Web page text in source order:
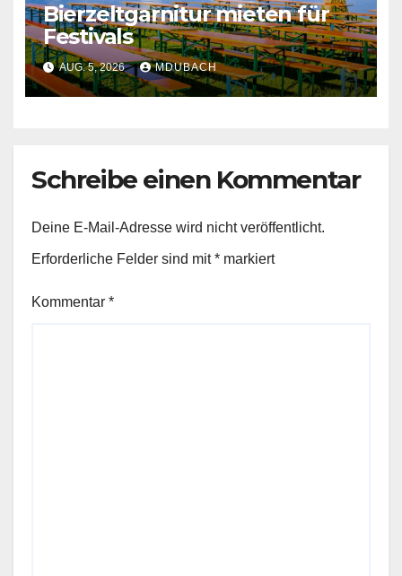
Bierzeltgarnitur mieten für
Festivals
AUG. 5, 2026 MDUBACH
Schreibe einen Kommentar
Deine E-Mail-Adresse wird nicht veröffentlicht.
Erforderliche Felder sind mit* markiert
Kommentar *